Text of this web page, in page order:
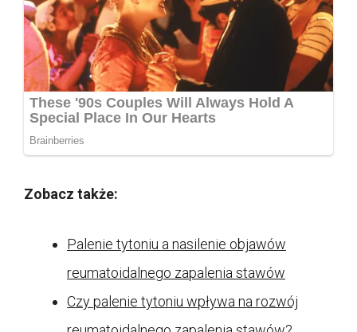
Zobacz także:
Palenie tytoniu a nasilenie objawów
reumatoidalnego zapalenia stawów
Czy palenie tytoniu wpływa na rozwój